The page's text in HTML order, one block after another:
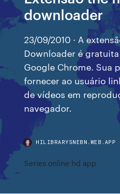
downloader
23/09/2010 · A
Downloader é
Google Chrome. Sua
fornecer ao usuário
de vídeos em
navegador.
HILIBRARYSNEBN.WEB.APP
Series online hd app